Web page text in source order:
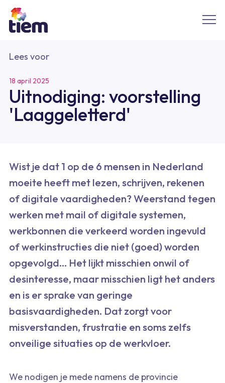
Lees voor
18 april 2025
Uitnodiging: voorstelling
'Laaggeletterd'
Wist je dat 1 op de 6 mensen in Nederland
moeite heeft met lezen, schrijven, rekenen
of digitale vaardigheden? Weerstand tegen
werken met mail of digitale systemen,
werkbonnen die verkeerd worden ingevuld
of werkinstructies die niet (goed) worden
opgevolgd… Het lijkt misschien onwil of
desinteresse, maar misschien ligt het anders
en is er sprake van geringe
basisvaardigheden. Dat zorgt voor
misverstanden, frustratie en soms zelfs
onveilige situaties op de werkvloer.
We nodigen je mede namens de provincie